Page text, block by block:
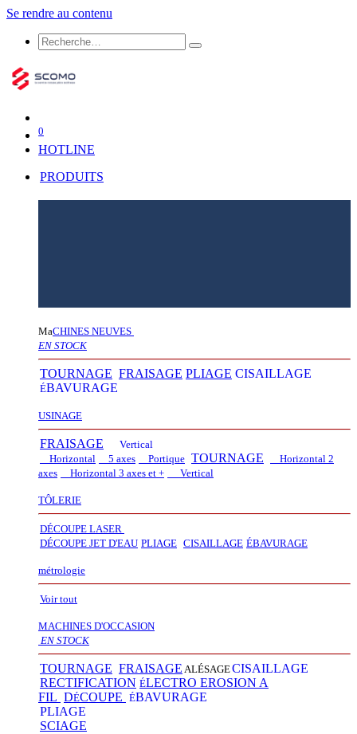
Se rendre au contenu
0
HOTLINE
PRODUITS
MaCHINES NEUVES
EN STOCK
TOURNAGE FRAISAGE PLIAGE CISAILLAGE
ÉBAVURAGE
USINAGE
FRAISAGE
Vertical
Horizontal
5 axes Portique TOURNAGE
Horizontal 2
axes
Horizontal 3 axes et + Vertical​
TÔLERIE
DÉCOUPE LASER
DÉCOUPE JET D'EAU PLIAGE CISAILLAGE ÉBAVURAGE
métrologie
Voir tout
MACHINES D'OCCASION
EN STOCK
TOURNAGE FRAISAGE ALÉSAGECISAILLAGE
RECTIFICATION ÉLECTRO EROSION A
FIL DÉCOUPE ÉBAVURAGE
PLIAGE
SCIAGE